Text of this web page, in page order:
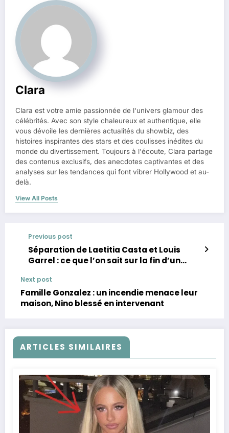
Clara
Clara est votre amie passionnée de l'univers glamour des
célébrités. Avec son style chaleureux et authentique, elle
vous dévoile les dernières actualités du showbiz, des
histoires inspirantes des stars et des coulisses inédites du
monde du divertissement. Toujours à l'écoute, Clara partage
des contenus exclusifs, des anecdotes captivantes et des
analyses sur les tendances qui font vibrer Hollywood et au-
delà.
View All Posts
Previous post
Séparation de Laetitia Casta et Louis
Garrel : ce que l’on sait sur la fin d’un
Next post
Famille Gonzalez : un incendie menace leur
maison, Nino blessé en intervenant
ARTICLES SIMILAIRES